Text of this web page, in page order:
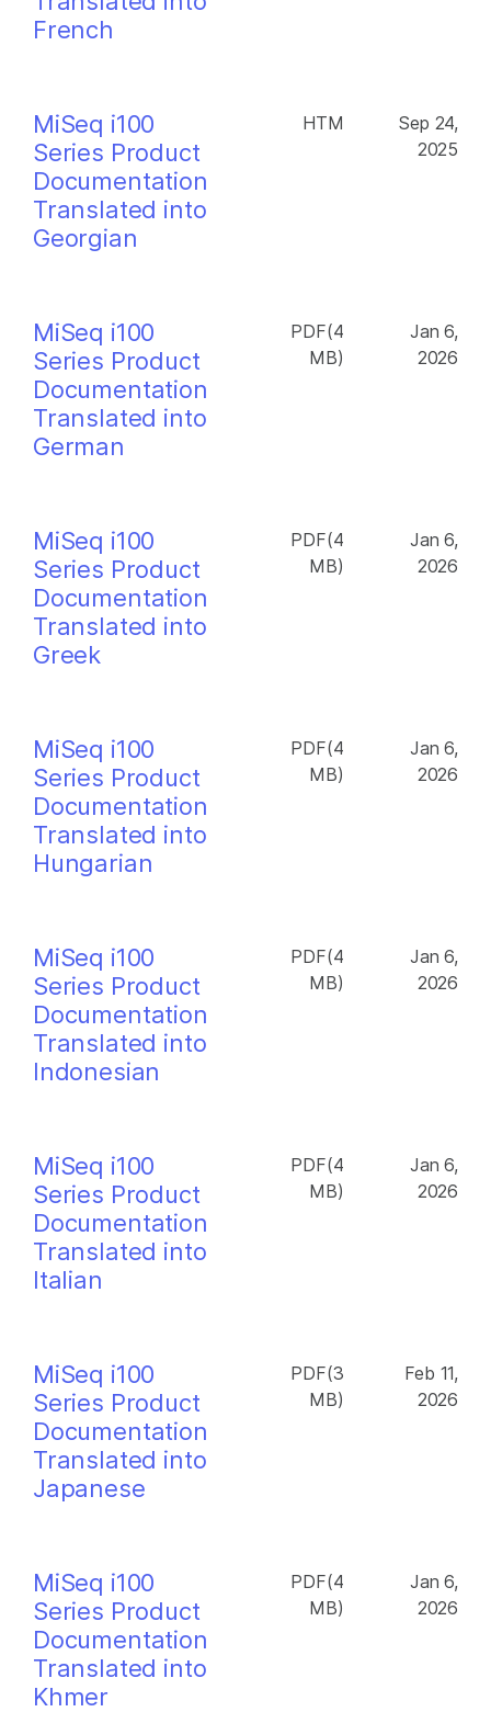
French
MiSeq i100
Series Product
Documentation
Translated into
Georgian
HTM
Sep 24,
2025
MiSeq i100
Series Product
Documentation
Translated into
German
PDF(4
MB)
Jan 6,
2026
MiSeq i100
Series Product
Documentation
Translated into
Greek
PDF(4
MB)
Jan 6,
2026
MiSeq i100
Series Product
Documentation
Translated into
Hungarian
PDF(4
MB)
Jan 6,
2026
MiSeq i100
Series Product
Documentation
Translated into
Indonesian
PDF(4
MB)
Jan 6,
2026
MiSeq i100
Series Product
Documentation
Translated into
Italian
PDF(4
MB)
Jan 6,
2026
MiSeq i100
Series Product
Documentation
Translated into
Japanese
PDF(3
MB)
Feb 11,
2026
MiSeq i100
Series Product
Documentation
Translated into
Khmer
PDF(4
MB)
Jan 6,
2026